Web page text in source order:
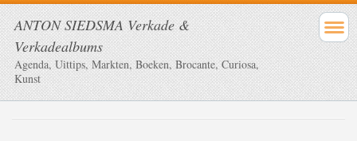
ANTON SIEDSMA Verkade &
Verkadealbums
Agenda, Uittips, Markten, Boeken, Brocante, Curiosa,
Kunst